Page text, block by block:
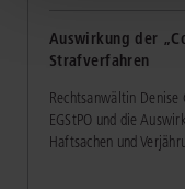
Auswirkung der
Strafverfahren
Rechtsanwältin
EGStPO und die
Haftsachen und